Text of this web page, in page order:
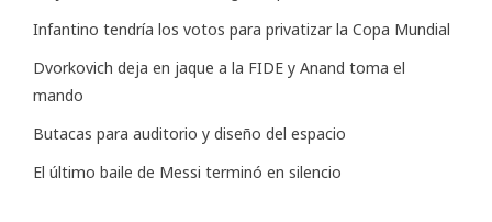
Infantino tendría los votos para privatizar la Copa Mundial
Dvorkovich deja en jaque a la FIDE y Anand toma el
mando
Butacas para auditorio y diseño del espacio
El último baile de Messi terminó en silencio